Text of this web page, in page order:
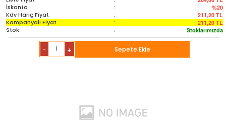
İskonto : %20
Kdv Hariç Fiyat : 211,20 TL
Kampanyalı Fiyat : 211,20 TL
Stok : Stoklarımızda
- + Sepete Ekle